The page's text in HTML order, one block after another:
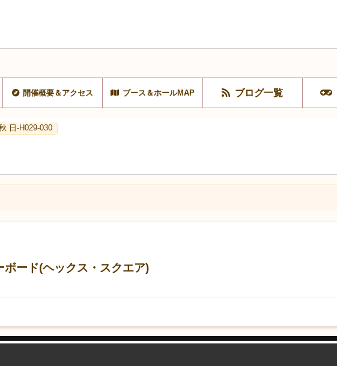
開催概要＆アクセス ブース＆ホールMAP ブログ一覧
日-H029-030
ボード(ヘックス・スクエア)